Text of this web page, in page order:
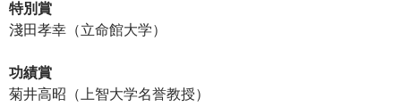
特別賞
淺田孝幸（立命館大学）
功績賞
菊井高昭（上智大学名誉教授）